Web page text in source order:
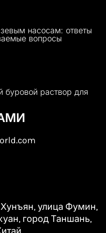
насосам: ответы
вопросы
буровой раствор для
улица Фумин,
город Таншань,